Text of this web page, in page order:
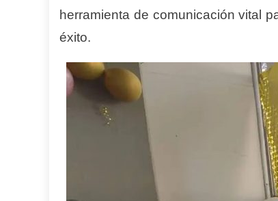
herramienta de comunicación vital
éxito.